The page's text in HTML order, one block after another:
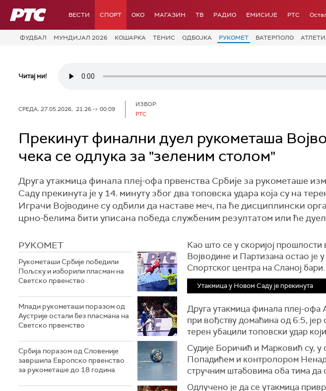
РТС ВЕСТИ СПОРТ OKO МАГАЗИН ТВ РАДИО ЕМИСИЈЕ РТС
ФУДБАЛ МУНДИЈАЛ 2026 КОШАРКА ТЕНИС ОДБОЈКА РУКОМЕТ ВАТЕРПОЛО
Читај ми!
СРЕДА, 27.05.2026, 21:26 -> 00:09
ИЗВОР:
РТС
Прекинут финални дуел рукометаша
чека се одлука за "зеленим столом"
Друга утакмица финала плеј-офа првенства Србије за рукометаше
Саду прекинута је у 14. минуту због два топовска удара која су на
Играчи Војводине су одбили да наставе меч, па ће дисциплински
црно-белима бити уписана победа службеним резултатом или ће
РУКОМЕТ
Рукометаши Србије победили
Пољску и изборили пласман на
Светско првенство
Млади рукометаши поразом од
Аустрије остали без пласмана на
Светско првенство
Србија поразом од Словеније
завршила Европско првенство
за рукометаше до 18 година
Као што се у скоријој
Војводине и Партизана остао је
Спортског центра на Сланој бари.
Утакмица у Новом Саду је прекинута
Друга утакмица финала плеј-офа
при вођству домаћина од 6:5, јер
терен убацили топовски удар
Судије Боричић и Марковић су,
Попадићем и контролором
стручним штабовима оба тима да
Одлучено је да се утакмица